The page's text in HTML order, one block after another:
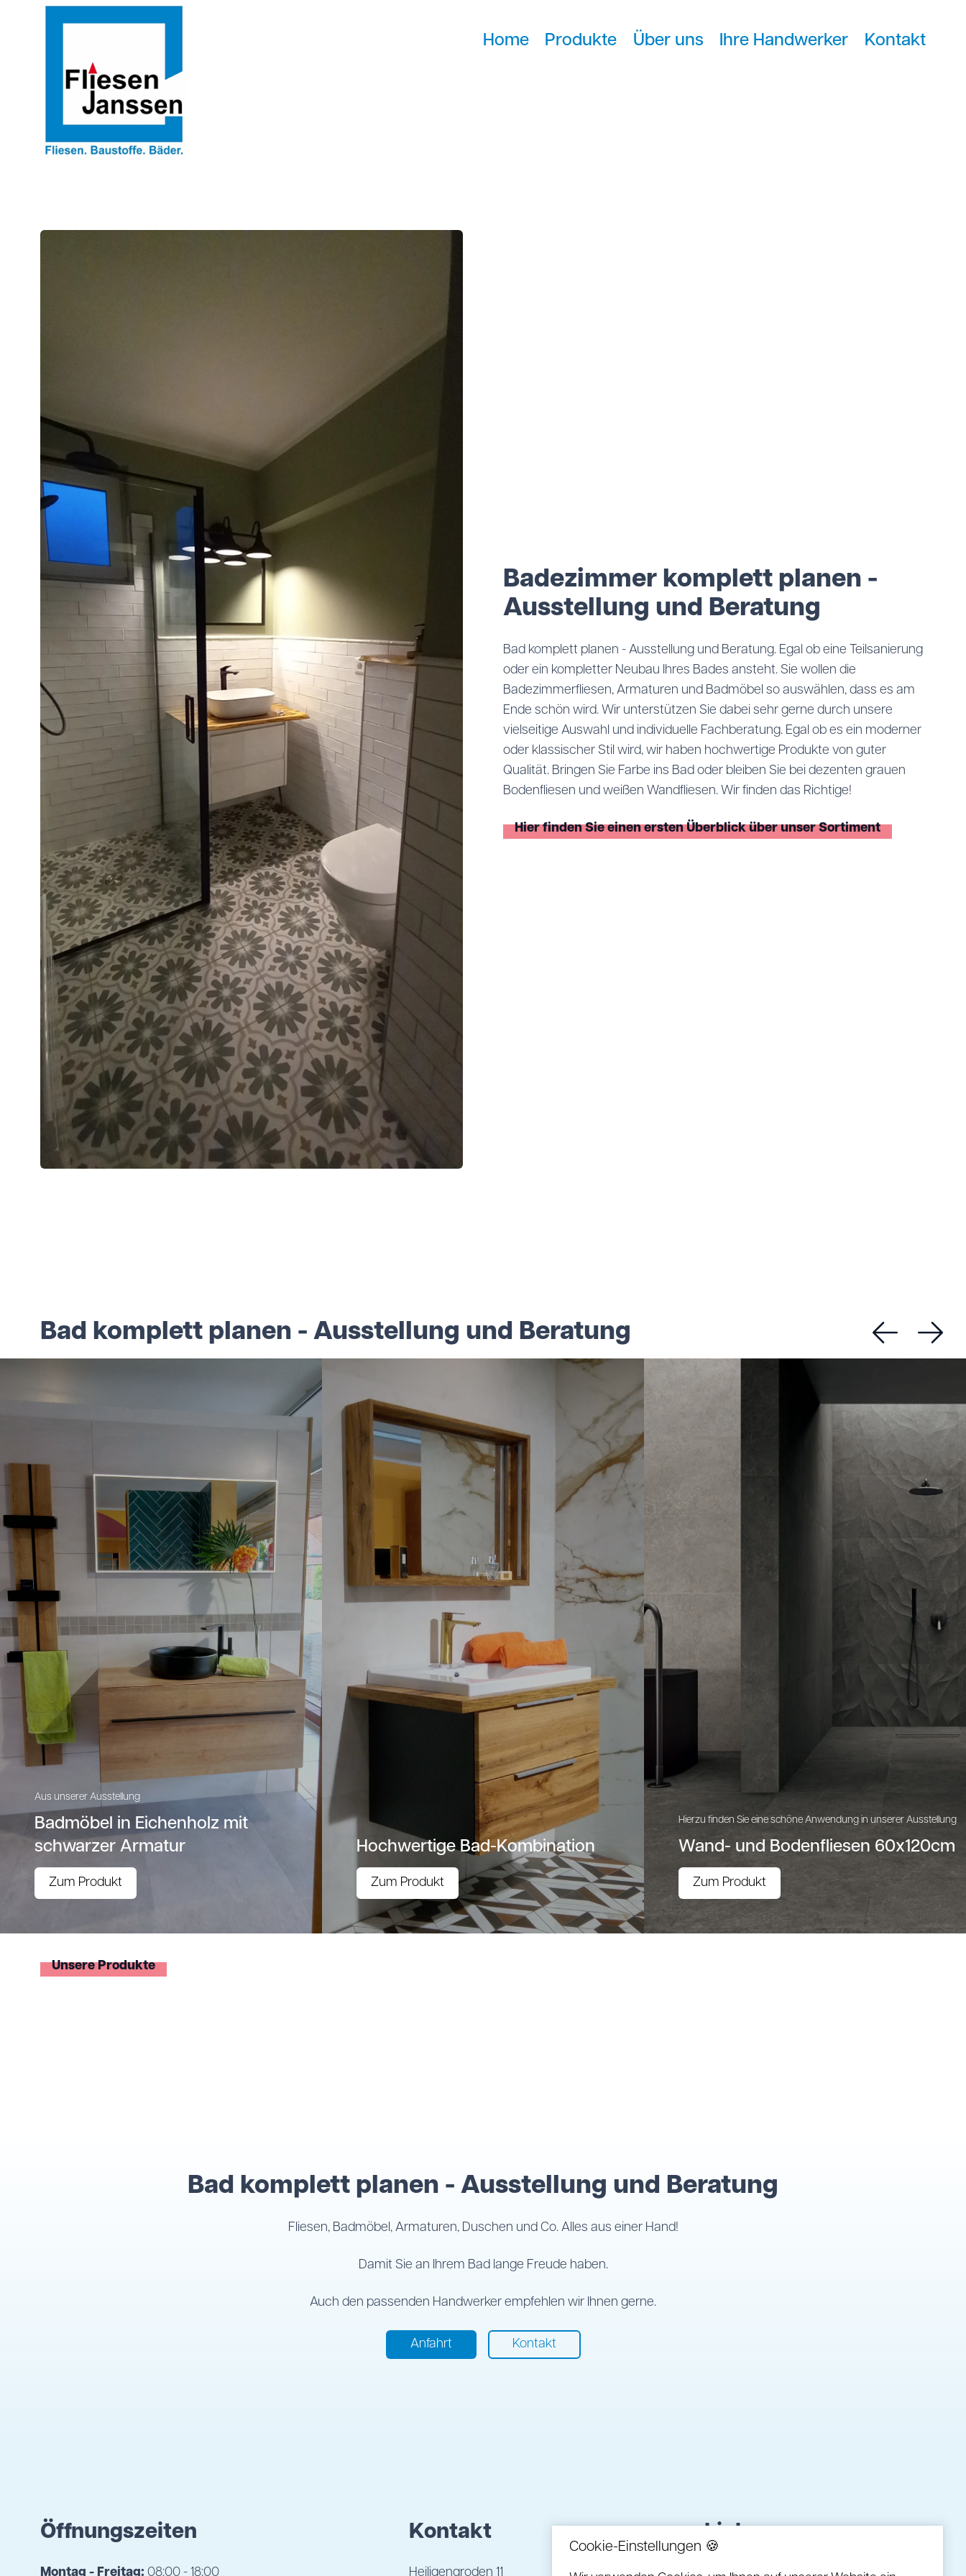
Cookie-Einstellungen 🍪
Home Produkte Über uns Ihre Handwerker Kontakt
Badezimmer komplett planen -
Ausstellung und Beratung
Bad komplett planen - Ausstellung und Beratung. Egal ob eine Teilsanierung
oder ein kompletter Neubau Ihres Bades ansteht. Sie wollen die
Badezimmerfliesen, Armaturen und Badmöbel so auswählen, dass es am
Ende schön wird. Wir unterstützen Sie dabei sehr gerne durch unsere
vielseitige Auswahl und individuelle Fachberatung. Egal ob es ein moderner
oder klassischer Stil wird, wir haben hochwertige Produkte von guter
Qualität. Bringen Sie Farbe ins Bad oder bleiben Sie bei dezenten grauen
Bodenfliesen und weißen Wandfliesen. Wir finden das Richtige!
Hier finden Sie einen ersten Überblick über unser Sortiment
Bad komplett planen - Ausstellung und Beratung
Aus unserer Ausstellung
Badmöbel in Eichenholz mit
schwarzer Armatur
Zum Produkt
Hochwertige Bad-Kombination
Zum Produkt
Hierzu finden Sie eine schöne Anwendung in unserer Ausstellung
Wand- und Bodenfliesen 60x120cm
Zum Produkt
Unsere Produkte
Bad komplett planen - Ausstellung und Beratung
Fliesen, Badmöbel, Armaturen, Duschen und Co. Alles aus einer Hand!
Damit Sie an Ihrem Bad lange Freude haben.
Auch den passenden Handwerker empfehlen wir Ihnen gerne.
Anfahrt Kontakt
Öffnungszeiten
Montag - Freitag: 08:00 - 18:00
Kontakt
Heiligengroden 11
Links